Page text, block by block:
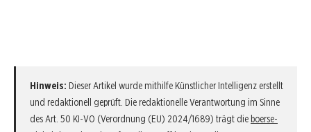
Hinweis: Dieser Artikel wurde mithilfe Künstlicher Intelligenz erstellt
und redaktionell geprüft. Die redaktionelle Verantwortung im Sinne
des Art. 50 KI-VO (Verordnung (EU) 2024/1689) trägt die boerse-